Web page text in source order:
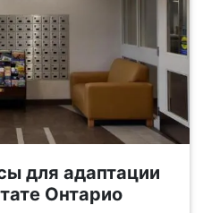
для адаптации
Онтарио